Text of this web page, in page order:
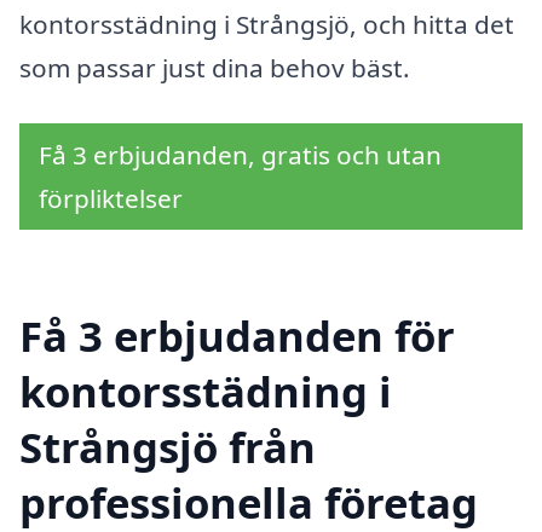
kontorsstädning i Strångsjö, och hitta det
som passar just dina behov bäst.
Få 3 erbjudanden, gratis och utan
förpliktelser
Få 3 erbjudanden för
kontorsstädning i
Strångsjö från
professionella företag